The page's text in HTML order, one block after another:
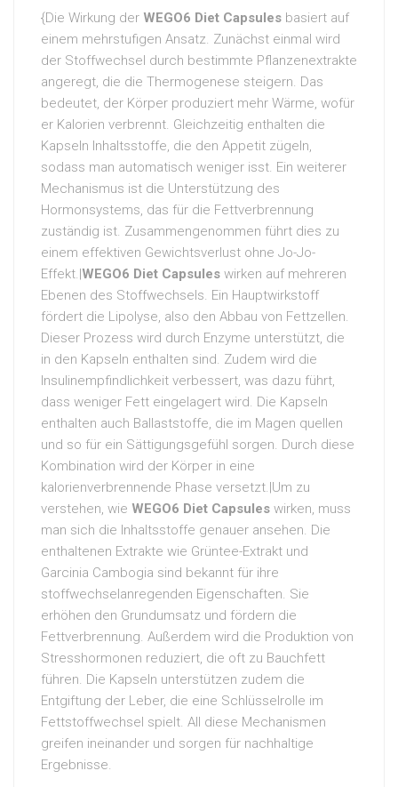
{Die Wirkung der WEGO6 Diet Capsules basiert auf
einem mehrstufigen Ansatz. Zunächst einmal wird
der Stoffwechsel durch bestimmte Pflanzenextrakte
angeregt, die die Thermogenese steigern. Das
bedeutet, der Körper produziert mehr Wärme, wofür
er Kalorien verbrennt. Gleichzeitig enthalten die
Kapseln Inhaltsstoffe, die den Appetit zügeln,
sodass man automatisch weniger isst. Ein weiterer
Mechanismus ist die Unterstützung des
Hormonsystems, das für die Fettverbrennung
zuständig ist. Zusammengenommen führt dies zu
einem effektiven Gewichtsverlust ohne Jo-Jo-
Effekt.|WEGO6 Diet Capsules wirken auf mehreren
Ebenen des Stoffwechsels. Ein Hauptwirkstoff
fördert die Lipolyse, also den Abbau von Fettzellen.
Dieser Prozess wird durch Enzyme unterstützt, die
in den Kapseln enthalten sind. Zudem wird die
Insulinempfindlichkeit verbessert, was dazu führt,
dass weniger Fett eingelagert wird. Die Kapseln
enthalten auch Ballaststoffe, die im Magen quellen
und so für ein Sättigungsgefühl sorgen. Durch diese
Kombination wird der Körper in eine
kalorienverbrennende Phase versetzt.|Um zu
verstehen, wie WEGO6 Diet Capsules wirken, muss
man sich die Inhaltsstoffe genauer ansehen. Die
enthaltenen Extrakte wie Grüntee-Extrakt und
Garcinia Cambogia sind bekannt für ihre
stoffwechselanregenden Eigenschaften. Sie
erhöhen den Grundumsatz und fördern die
Fettverbrennung. Außerdem wird die Produktion von
Stresshormonen reduziert, die oft zu Bauchfett
führen. Die Kapseln unterstützen zudem die
Entgiftung der Leber, die eine Schlüsselrolle im
Fettstoffwechsel spielt. All diese Mechanismen
greifen ineinander und sorgen für nachhaltige
Ergebnisse.